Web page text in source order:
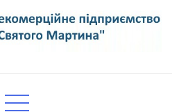
"Лікарня Святого